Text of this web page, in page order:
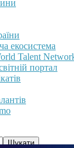
екосистема
Talent
портал